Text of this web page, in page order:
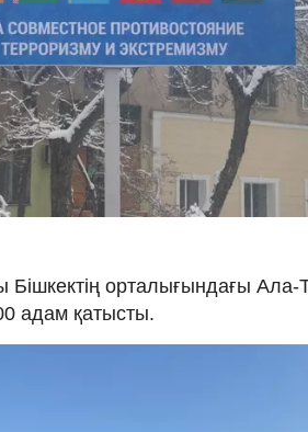
Бішкектің орталығындағы
адам қатысты.